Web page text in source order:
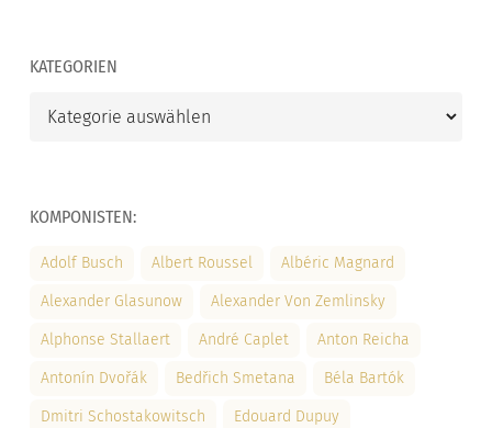
KATEGORIEN
KOMPONISTEN:
Adolf Busch Albert Roussel Albéric Magnard
Alexander Glasunow Alexander Von Zemlinsky
Alphonse Stallaert André Caplet Anton Reicha
Antonín Dvořák Bedřich Smetana Béla Bartók
Dmitri Schostakowitsch Edouard Dupuy